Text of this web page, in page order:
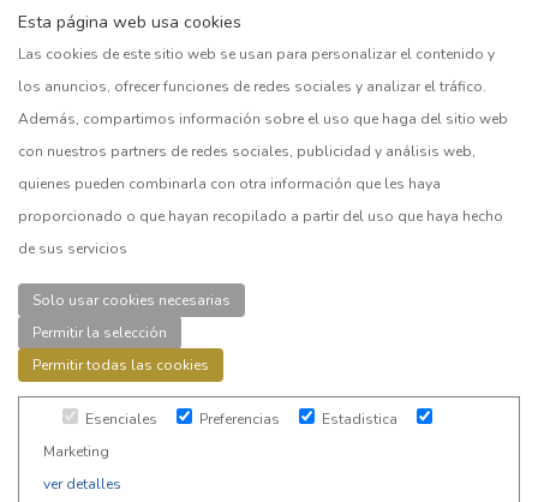
CNMV
Bolsa Madrid
Preguntas frecuentes
CUENTAS
Acceder
Registro
Aviso Legal
Esta página web usa cookies
Las cookies de este sitio web se usan para personalizar el contenido y
los anuncios, ofrecer funciones de redes sociales y analizar el tráfico.
Además, compartimos información sobre el uso que haga del sitio web
con nuestros partners de redes sociales, publicidad y análisis web,
quienes pueden combinarla con otra información que les haya
proporcionado o que hayan recopilado a partir del uso que haya hecho
de sus servicios
Solo usar cookies necesarias
Permitir la selección
Permitir todas las cookies
Esenciales Preferencias
Estadistica
Marketing
ver detalles